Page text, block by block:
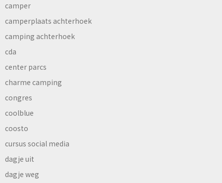
camper
camperplaats achterhoek
camping achterhoek
cda
center parcs
charme camping
congres
coolblue
coosto
cursus social media
dagje uit
dagje weg